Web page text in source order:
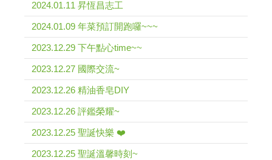
2024.01.11 昇恆昌志工
2024.01.09 年菜預訂開跑囉~~~
2023.12.29 下午點心time~~
2023.12.27 國際交流~
2023.12.26 精油香皂DIY
2023.12.26 評鑑榮耀~
2023.12.25 聖誕快樂 ❤️
2023.12.25 聖誕溫馨時刻~